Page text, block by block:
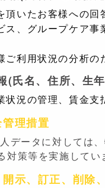
頂いたお客様への回
、グループケア
ご利用状況の分析の
(氏名、住所、生
況の管理、賃金支
理措置
データに対しては
策等を実施してい
示、訂正、削除